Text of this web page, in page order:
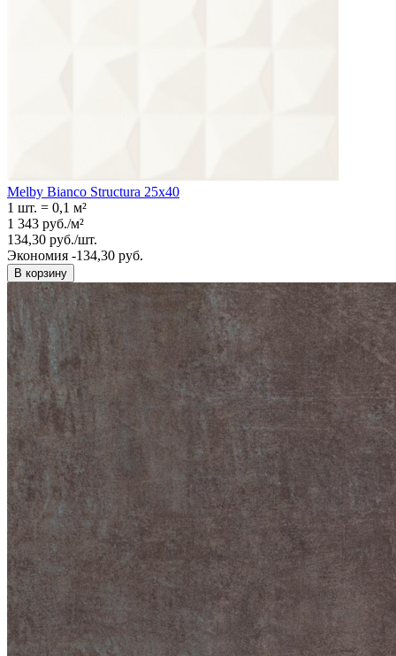
Melby Bianco Structura 25х40
1 шт. = 0,1 м²
1 343 руб./м²
134,30 руб./шт.
Экономия -134,30 руб.
В корзину